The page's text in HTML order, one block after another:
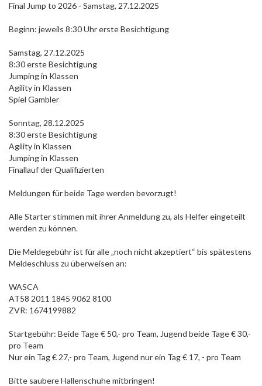
Final Jump to 2026 - Samstag, 27.12.2025
Beginn: jeweils 8:30 Uhr erste Besichtigung
Samstag, 27.12.2025
8:30 erste Besichtigung
Jumping in Klassen
Agility in Klassen
Spiel Gambler
Sonntag, 28.12.2025
8:30 erste Besichtigung
Agility in Klassen
Jumping in Klassen
Finallauf der Qualifizierten
Meldungen für beide Tage werden bevorzugt!
Alle Starter stimmen mit ihrer Anmeldung zu, als Helfer eingeteilt
werden zu können.
Die Meldegebühr ist für alle „noch nicht akzeptiert“ bis spätestens
Meldeschluss zu überweisen an:
WASCA
AT58 2011 1845 9062 8100
ZVR: 1674199882
Startgebühr: Beide Tage € 50,- pro Team, Jugend beide Tage € 30,-
pro Team
Nur ein Tag € 27,- pro Team, Jugend nur ein Tag € 17, - pro Team
Bitte saubere Hallenschuhe mitbringen!